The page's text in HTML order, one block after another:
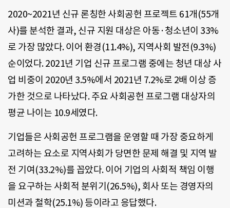
2020~2021년 신규 론칭한 사회공헌 프로젝트 61개(55개
사)를 분석한 결과, 신규 지원 대상은 아동·청소년이 33%
로 가장 많았다. 이어 환경(11.4%), 지역사회 발전(9.3%)
순이었다. 2021년 기업 신규 프로그램 중에는 청년 대상 사
업 비중이 2020년 3.5%에서 2021년 7.2%로 2배 이상 증
가한 것으로 나타났다. 주요 사회공헌 프로그램 대상자의
평균 나이는 10.9세였다.
기업들은 사회공헌 프로그램을 운영할 때 가장 중요하게
고려하는 요소로 지역사회가 당면한 문제 해결 및 지역 발
전 기여(33.2%)를 꼽았다. 이어 기업의 사회적 책임 이행
을 요구하는 사회적 분위기(26.5%), 회사 또는 경영자의
미션과 철학(25.1%) 등이라고 응답했다.